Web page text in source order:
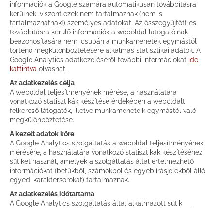
információk a Google számára automatikusan továbbításra
kerülnek, viszont ezek nem tartalmaznak (nem is
tartalmazhatnak!) személyes adatokat. Az összegyűjtött és
továbbításra kerülő információk a weboldal látogatóinak
beazonosítására nem, csupán a munkamenetek egymástól
történő megkülönböztetésére alkalmas statisztikai adatok. A
Google Analytics adatkezeléséről további információkat ide
kattintva olvashat.
Az adatkezelés célja
A weboldal teljesítményének mérése, a használatára
vonatkozó statisztikák készítése érdekében a weboldalt
felkereső látogatók, illetve munkameneteik egymástól való
megkülönböztetése.
A kezelt adatok köre
A Google Analytics szolgáltatás a weboldal teljesítményének
mérésére, a használatára vonatkozó statisztikák készítéséhez
sütiket használ, amelyek a szolgáltatás által értelmezhető
információkat (betűkből, számokból és egyéb írásjelekből álló
egyedi karaktersorokat) tartalmaznak.
Az adatkezelés időtartama
A Google Analytics szolgáltatás által alkalmazott sütik